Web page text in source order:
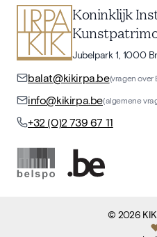
Koninklijk
Jubelpark 1, 1000
balat@kikirpa.be(vragen over
info@kikirpa.be(algemene
+32 (0)2 739 67 11
©2026 KIK